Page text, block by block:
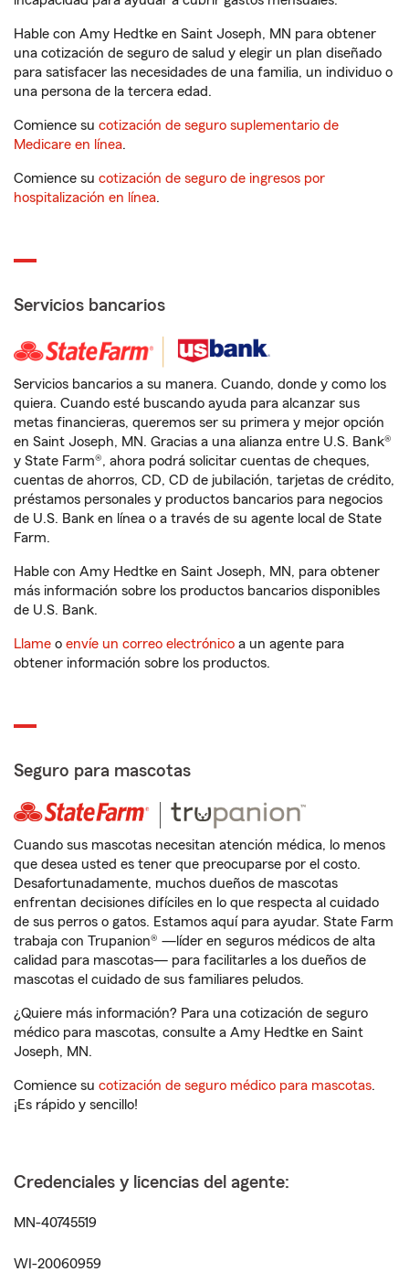
Hable con Amy Hedtke en Saint Joseph, MN para obtener
una cotización de seguro de salud y elegir un plan diseñado
para satisfacer las necesidades de una familia, un individuo o
una persona de la tercera edad.
Comience su cotización de seguro suplementario de
Medicare en línea.
Comience su cotización de seguro de ingresos por
hospitalización en línea.
Servicios bancarios
Servicios bancarios a su manera. Cuando, donde y como los
quiera. Cuando esté buscando ayuda para alcanzar sus
metas financieras, queremos ser su primera y mejor opción
en Saint Joseph, MN. Gracias a una alianza entre U.S. Bank®
y State Farm®, ahora podrá solicitar cuentas de cheques,
cuentas de ahorros, CD, CD de jubilación, tarjetas de crédito,
préstamos personales y productos bancarios para negocios
de U.S. Bank en línea o a través de su agente local de State
Farm.
Hable con Amy Hedtke en Saint Joseph, MN, para obtener
más información sobre los productos bancarios disponibles
de U.S. Bank.
Llame o envíe un correo electrónico a un agente para
obtener información sobre los productos.
Seguro para mascotas
Cuando sus mascotas necesitan atención médica, lo menos
que desea usted es tener que preocuparse por el costo.
Desafortunadamente, muchos dueños de mascotas
enfrentan decisiones difíciles en lo que respecta al cuidado
de sus perros o gatos. Estamos aquí para ayudar. State Farm
trabaja con Trupanion® —líder en seguros médicos de alta
calidad para mascotas— para facilitarles a los dueños de
mascotas el cuidado de sus familiares peludos.
¿Quiere más información? Para una cotización de seguro
médico para mascotas, consulte a Amy Hedtke en Saint
Joseph, MN.
Comience su cotización de seguro médico para mascotas.
¡Es rápido y sencillo!
Credenciales y licencias del agente:
MN-40745519
WI-20060959